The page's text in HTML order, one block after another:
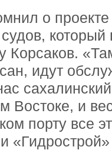
о
который
Корсаков.
идут
Востоке, и
порту все